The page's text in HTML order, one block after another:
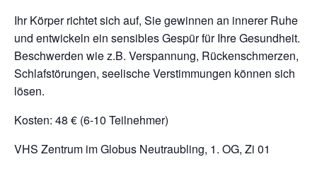
Ihr Körper richtet sich auf, Sie gewinnen an innerer Ruhe
und entwickeln ein sensibles Gespür für Ihre Gesundheit.
Beschwerden wie z.B. Verspannung, Rückenschmerzen,
Schlafstörungen, seelische Verstimmungen können sich
lösen.
Kosten: 48 € (6-10 Teilnehmer)
VHS Zentrum im Globus Neutraubling, 1. OG, Zi 01